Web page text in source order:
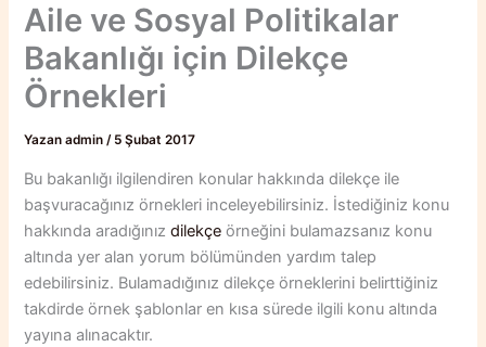
Aile ve Sosyal Politikalar
Bakanlığı için Dilekçe
Örnekleri
Yazan admin/ 5 Şubat 2017
Bu bakanlığı ilgilendiren konular hakkında dilekçe ile
başvuracağınız örnekleri inceleyebilirsiniz. İstediğiniz konu
hakkında aradığınızdilekçe örneğini bulamazsanız konu
altında yer alan yorum bölümünden yardım talep
edebilirsiniz. Bulamadığınız dilekçe örneklerini belirttiğiniz
takdirde örnek şablonlar en kısa sürede ilgili konu altında
yayına alınacaktır.